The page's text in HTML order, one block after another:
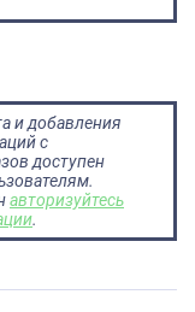
и добавления
с
доступен
авторизуйтесь
.